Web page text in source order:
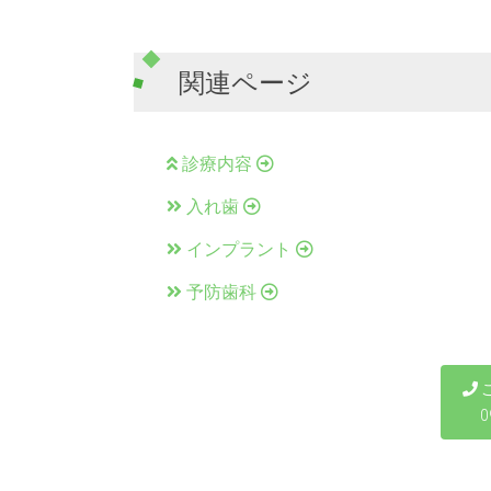
関連ページ
診療内容
入れ歯
インプラント
予防歯科